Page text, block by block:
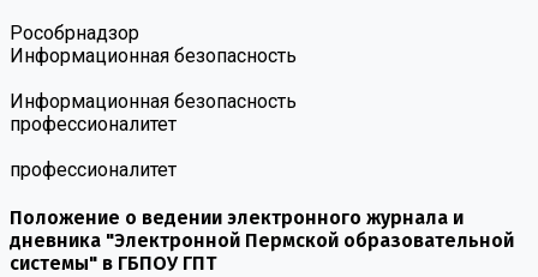
Роcобрнадзор
Информационная безопасность
Информационная безопасность
профессионалитет
профессионалитет
Положение о ведении электронного журнала и
дневника "Электронной Пермской образовательной
системы" в ГБПОУ ГПТ